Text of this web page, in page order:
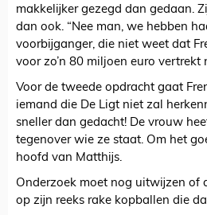
makkelijker gezegd dan gedaan.
dan ook. “Nee man, we hebben
voorbijganger, die niet weet dat
voor zo’n 80 miljoen euro vertrekt
Voor de tweede opdracht gaat
iemand die De Ligt niet zal
sneller dan gedacht! De vrouw
tegenover wie ze staat. Om het
hoofd van Matthijs.
Onderzoek moet nog uitwijzen of
op zijn reeks rake kopballen die